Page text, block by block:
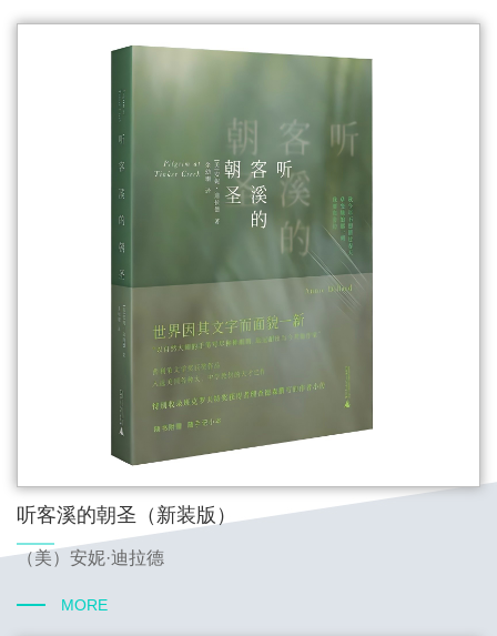
听客溪的朝圣（新装版）
（美）安妮·迪拉德
MORE